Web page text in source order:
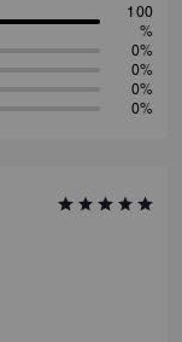
100
%
0%
0%
0%
0%